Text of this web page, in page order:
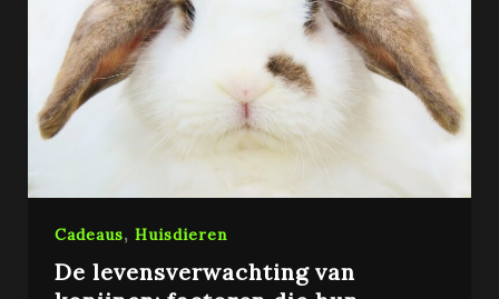
Cadeaus, Huisdieren
De levensverwachting van